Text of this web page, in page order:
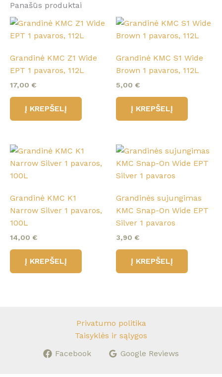
Panašūs produktai
Grandinė KMC Z1 Wide
EPT 1 pavaros, 112L
17,00 €
Į KREPŠELĮ
Grandinė KMC S1 Wide
Brown 1 pavaros, 112L
5,00 €
Į KREPŠELĮ
Grandinė KMC K1
Narrow Silver 1 pavaros,
100L
14,00 €
Į KREPŠELĮ
Grandinės sujungimas
KMC Snap-On Wide EPT
Silver 1 pavaros
3,90 €
Į KREPŠELĮ
Privatumo politika
Taisyklės ir sąlygos
Facebook
Google Reviews